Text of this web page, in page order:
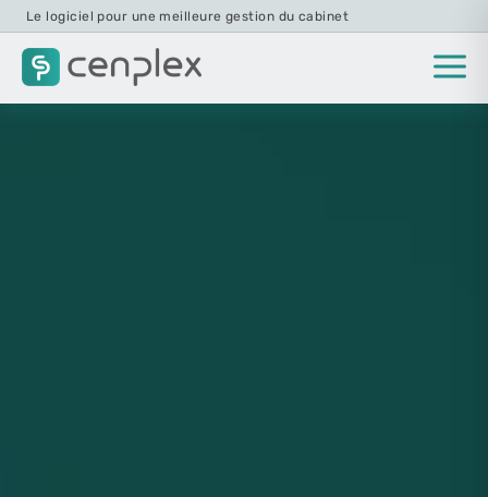
Le logiciel pour une meilleure gestion du cabinet